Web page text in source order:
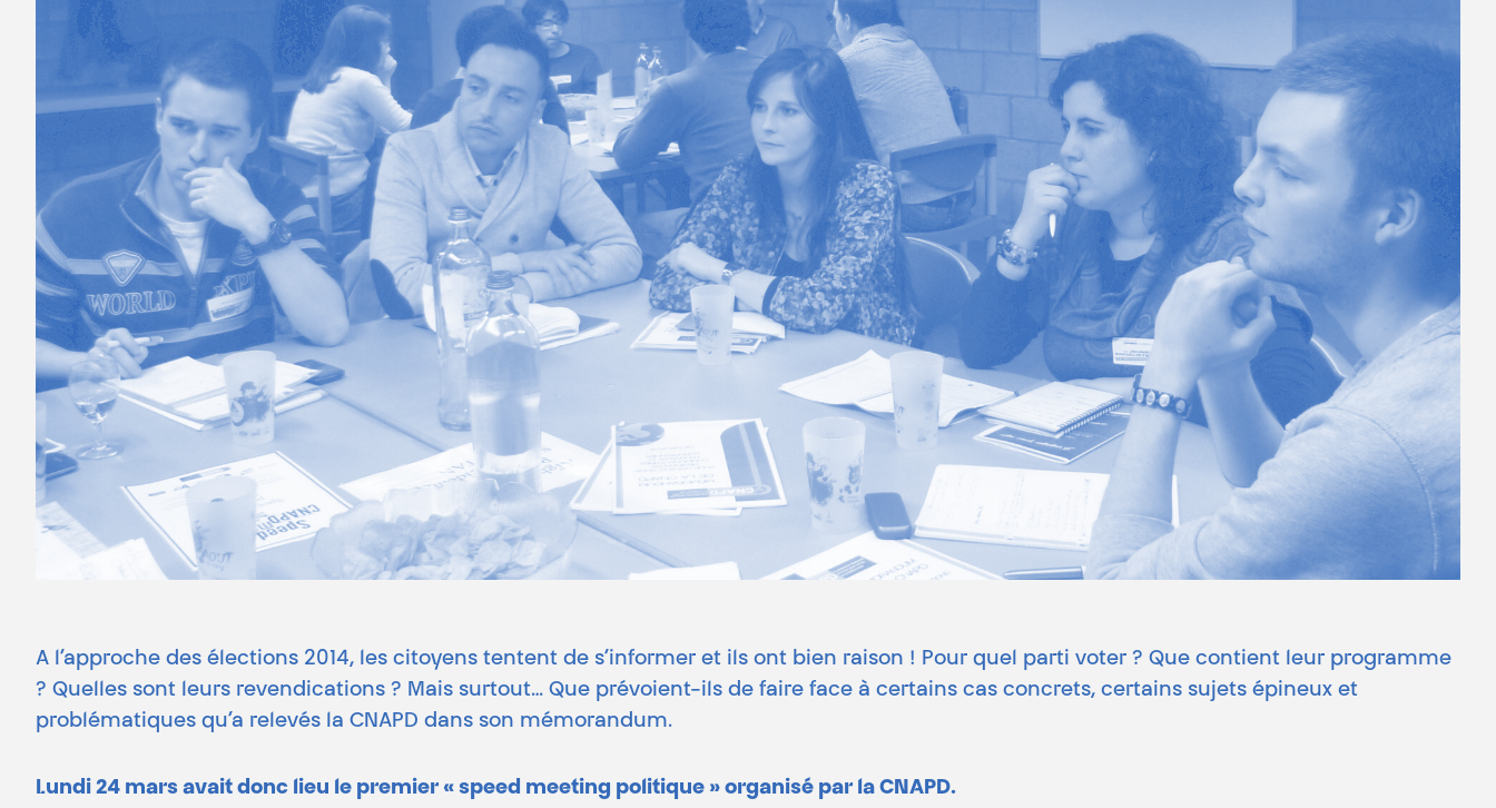
A l’approche des élections 2014, les citoyens tentent de s’informer et ils ont bien raison ! Pour quel parti voter ? Que contient leur programme
? Quelles sont leurs revendications ? Mais surtout… Que prévoient-ils de faire face à certains cas concrets, certains sujets épineux et
problématiques qu’a relevés la CNAPD dans son mémorandum.
Lundi 24 mars avait donc lieu le premier « speed meeting politique » organisé par la CNAPD.